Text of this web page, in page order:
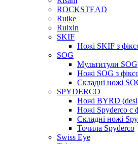
ROCKSTEAD
Ruike
Ruixin
SKIF
Ножі SKIF з
SOG
Мультитули SOG
Ножі SOG з
Складні ножі
SPYDERCO
Ножі BYRD
Ножі Spyderco c
Складні ножі
Точила Spyderco
Swiss Eye